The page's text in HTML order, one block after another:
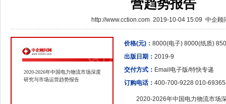
营趋势报告
http://www.cction.com 2019-10-04 15:09 中企顾
2020-2026年中国电力物流市场深度
研究与市场运营趋势报告
价格(元)： 8000(电子) 8000(纸质)
出版日期： 2019-9
交付方式： Email电子版/特快专递
订购电话： 400-700-9228 010-
2020-2026年中国电力物流市场